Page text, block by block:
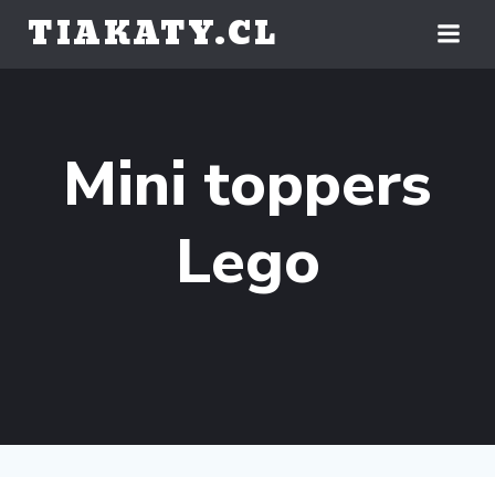
TIAKATY.CL
Mini toppers
Lego